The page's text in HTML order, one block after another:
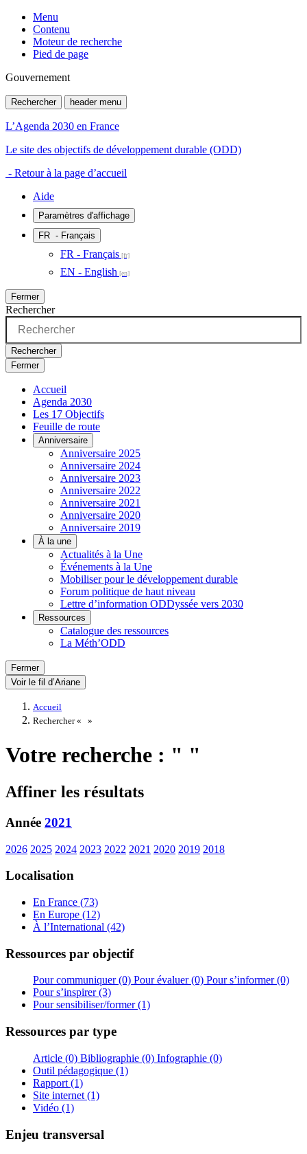
Menu
Contenu
Moteur de recherche
Pied de page
Gouvernement
Rechercher header menu
L’Agenda 2030 en France
Le site des objectifs de développement durable (ODD)
- Retour à la page d’accueil
Aide
Paramètres d'affichage
FR - Français
FR - Français
EN - English
Fermer
Rechercher
Rechercher
Fermer
Accueil
Agenda 2030
Les 17 Objectifs
Feuille de route
Anniversaire
Anniversaire 2025
Anniversaire 2024
Anniversaire 2023
Anniversaire 2022
Anniversaire 2021
Anniversaire 2020
Anniversaire 2019
À la une
Actualités à la Une
Événements à la Une
Mobiliser pour le développement durable
Forum politique de haut niveau
Lettre d’information ODDyssée vers 2030
Ressources
Catalogue des ressources
La Méth’ODD
Fermer
Voir le fil d’Ariane
Accueil
Rechercher «
»
Votre recherche : " "
Affiner les résultats
Année 2021
2026 2025 2024 2023 2022 2021 2020 2019 2018
Localisation
En France (73)
En Europe (12)
À l’International (42)
Ressources par objectif
Pour communiquer (0) Pour évaluer (0) Pour s’informer (0)
Pour s’inspirer (3)
Pour sensibiliser/former (1)
Ressources par type
Article (0) Bibliographie (0) Infographie (0)
Outil pédagogique (1)
Rapport (1)
Site internet (1)
Vidéo (1)
Enjeu transversal